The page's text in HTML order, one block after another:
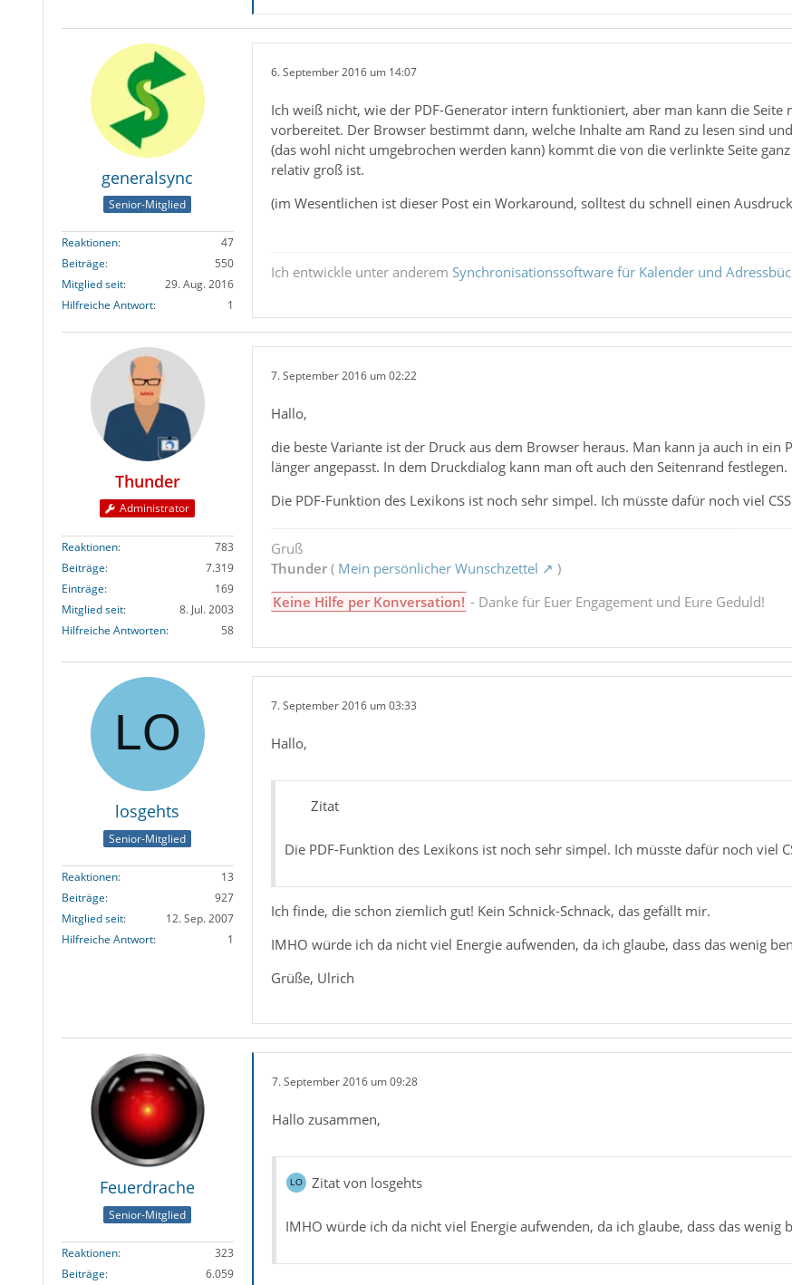
generalsync
Senior-Mitglied
Reaktionen
47
Beiträge
550
Mitglied seit
29. Aug. 2016
Hilfreiche Antwort
1
6. September 2016 um 14:07
Ich weiß nicht, wie der PDF-Generator intern funktioniert, aber man kann die Seite
vorbereitet. Der Browser bestimmt dann, welche Inhalte am Rand zu lesen sind
(das wohl nicht umgebrochen werden kann) kommt die von die verlinkte Seite
relativ groß ist.
(im Wesentlichen ist dieser Post ein Workaround, solltest du schnell einen
Ich entwickle unter anderem Synchronisationssoftware für Kalender und
Thunder
Administrator
Reaktionen
783
Beiträge
7.319
Einträge
169
Mitglied seit
8. Jul. 2003
Hilfreiche Antworten
58
7. September 2016 um 02:22
Hallo,
die beste Variante ist der Druck aus dem Browser heraus. Man kann ja auch in ein
länger angepasst. In dem Druckdialog kann man oft auch den Seitenrand festlegen.
Die PDF-Funktion des Lexikons ist noch sehr simpel. Ich müsste dafür noch viel
Gruß
Thunder( Mein persönlicher Wunschzettel
)
Keine Hilfe per Konversation! - Danke für Euer Engagement und Eure Geduld!
losgehts
Senior-Mitglied
Reaktionen
13
Beiträge
927
Mitglied seit
12. Sep. 2007
Hilfreiche Antwort
1
7. September 2016 um 03:33
Hallo,
Zitat
Die PDF-Funktion des Lexikons ist noch sehr simpel. Ich müsste dafür noch viel
Ich finde, die schon ziemlich gut! Kein Schnick-Schnack, das gefällt mir.
IMHO würde ich da nicht viel Energie aufwenden, da ich glaube, dass das wenig
Grüße, Ulrich
Feuerdrache
Senior-Mitglied
Reaktionen
323
Beiträge
6.059
7. September 2016 um 09:28
Hallo zusammen,
Zitat von losgehts
IMHO würde ich da nicht viel Energie aufwenden, da ich glaube, dass das